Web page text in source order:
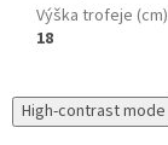
Výška trofeje (cm)
18
High-contrast mode